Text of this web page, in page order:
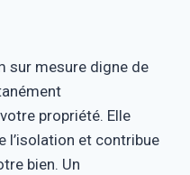
sur mesure digne de
propriété. Elle
l’isolation et contribue
bien. Un